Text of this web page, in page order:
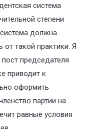
система
степени
должна
от такой практики. Я
председателя
приводит к
оформить
партии на
равные условия